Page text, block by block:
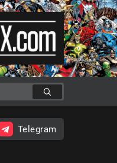
Telegram